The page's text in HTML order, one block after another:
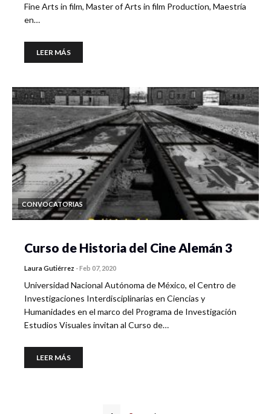
Fine Arts in film, Master of Arts in film Production, Maestría
en…
LEER MÁS
CONVOCATORIAS
Curso de Historia del Cine Alemán 3
Laura Gutiérrez -Feb 07, 2020
Universidad Nacional Autónoma de México, el Centro de
Investigaciones Interdisciplinarias en Ciencias y
Humanidades en el marco del Programa de Investigación
Estudios Visuales invitan al Curso de…
LEER MÁS